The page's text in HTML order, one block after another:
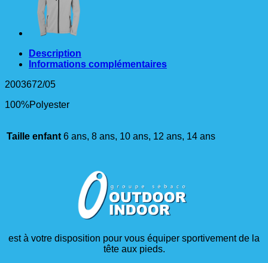
Description
Informations complémentaires
2003672/05
100%Polyester
Taille enfant 6 ans, 8 ans, 10 ans, 12 ans, 14 ans
est à votre disposition pour vous équiper sportivement de la
tête aux pieds.